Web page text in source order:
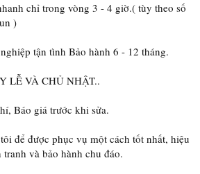
chỉ trong vòng 3 - 4 giờ.( tùy theo số
)
tận tình Bảo hành 6 - 12 tháng.
LỄ VÀ CHỦ NHẬT..
Báo giá trước khi sửa.
để được phục vụ một cách tốt nhất, hiệu
và bảo hành chu đáo.